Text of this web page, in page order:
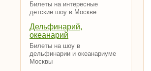
Билеты на интересные
детские шоу в Москве
Дельфинарий,
океанарий
Билеты на шоу в
дельфинарии и океанариуме
Москвы